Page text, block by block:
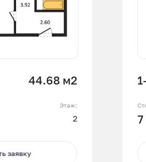
44.68 м2
Этаж:
2
заявку